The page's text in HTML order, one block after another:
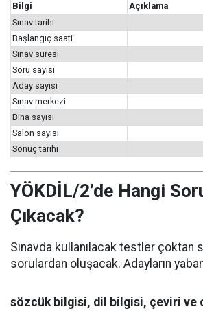
Bilgi
Açıklama
Sınav tarihi
Başlangıç saati
Sınav süresi
Soru sayısı
Aday sayısı
Sınav merkezi
Bina sayısı
Salon sayısı
Sonuç tarihi
YÖKDİL/2’de Hangi
Çıkacak?
Sınavda kullanılacak testler çoktan
sorulardan oluşacak. Adayların
sözcük bilgisi, dil bilgisi, çeviri ve